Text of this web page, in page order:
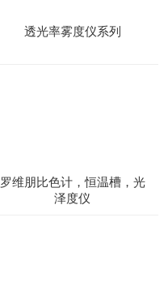
透光率雾度仪系列
罗维朋比色计，恒温槽，光
泽度仪